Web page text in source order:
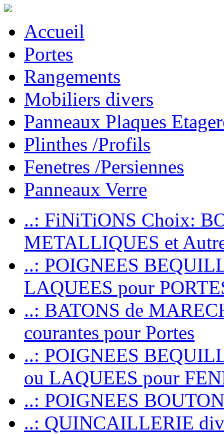
Accueil
Portes
Rangements
Mobiliers divers
Panneaux Plaques
Plinthes /Profils
Fenetres /Persiennes
Panneaux Verre
..: FiNiTiONS Choix:
METALLIQUES et
..: POIGNEES
LAQUEES pour
..: BATONS de
courantes pour Portes
..: POIGNEES
ou LAQUEES pour
..: POIGNEES
..: QUINCAILLERIE